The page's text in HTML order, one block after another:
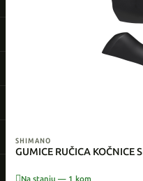
SHIMANO
GUMICE RUČICA KOČNICE